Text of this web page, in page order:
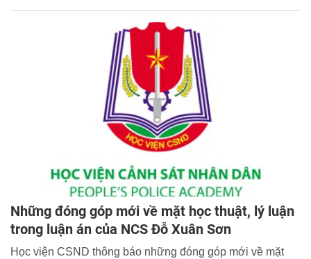
Những đóng góp mới về mặt học thuật, lý luận
trong luận án của NCS Đỗ Xuân Sơn
Học viện CSND thông báo những đóng góp mới về mặt